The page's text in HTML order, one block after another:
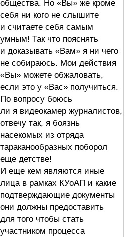
общества. Но «Вы» же кроме
себя ни кого не слышите
и считаете себя самым
умным! Так что пояснять
и доказывать «Вам» я ни чего
не собираюсь. Мои действия
«Вы» можете обжаловать,
если это у «Вас» получиться.
По вопросу боюсь
ли я видеокамер журналистов,
отвечу так, я боязнь
насекомых из отряда
тараканообразных поборол
еще детстве!
И еще кем являются иные
лица в рамках КУоАП и какие
подтверждающие документы
они должны предоставить
для того чтобы стать
участником процесса